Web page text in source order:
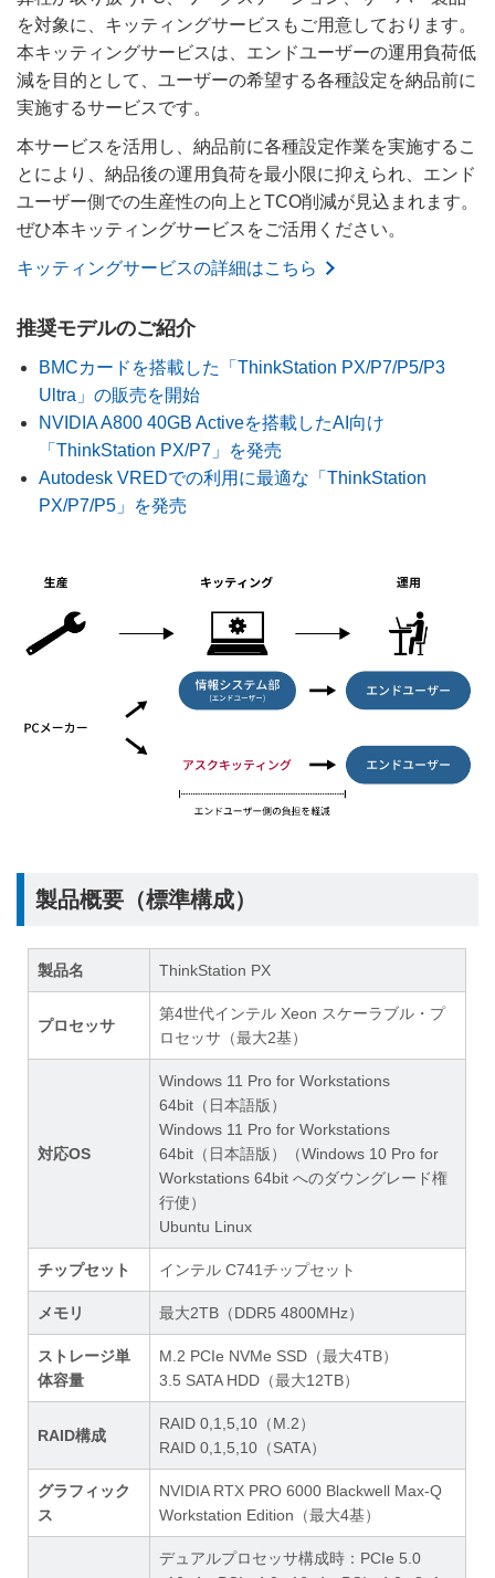
を対象に、キッティングサービスもご用意しております。
本キッティングサービスは、エンドユーザーの運用負荷低
減を目的として、ユーザーの希望する各種設定を納品前に
実施するサービスです。
本サービスを活用し、納品前に各種設定作業を実施するこ
とにより、納品後の運用負荷を最小限に抑えられ、エンド
ユーザー側での生産性の向上とTCO削減が見込まれます。
ぜひ本キッティングサービスをご活用ください。
キッティングサービスの詳細はこちら
推奨モデルのご紹介
BMCカードを搭載した「ThinkStation PX/P7/P5/P3
Ultra」の販売を開始
NVIDIA A800 40GB Activeを搭載したAI向け
「ThinkStation PX/P7」を発売
Autodesk VREDでの利用に最適な「ThinkStation
PX/P7/P5」を発売
製品概要（標準構成）
製品名 ThinkStation PX
プロセッサ
第4世代インテル Xeon スケーラブル・プ
ロセッサ（最大2基）
対応OS
Windows 11 Pro for Workstations
64bit（日本語版）
Windows 11 Pro for Workstations
64bit（日本語版）（Windows 10 Pro for
Workstations 64bit へのダウングレード権
行使）
Ubuntu Linux
チップセット インテル C741チップセット
メモリ 最大2TB（DDR5 4800MHz）
ストレージ単
体容量
M.2 PCIe NVMe SSD（最大4TB）
3.5 SATA HDD（最大12TB）
RAID構成
RAID 0,1,5,10（M.2）
RAID 0,1,5,10（SATA）
グラフィック
ス
NVIDIA RTX PRO 6000 Blackwell Max-Q
Workstation Edition（最大4基）
デュアルプロセッサ構成時：PCIe 5.0